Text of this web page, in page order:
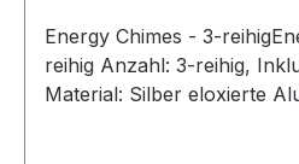
Energy Chimes - 3-
reihig Anzahl: 3-reihig,
Material: Silber eloxierte